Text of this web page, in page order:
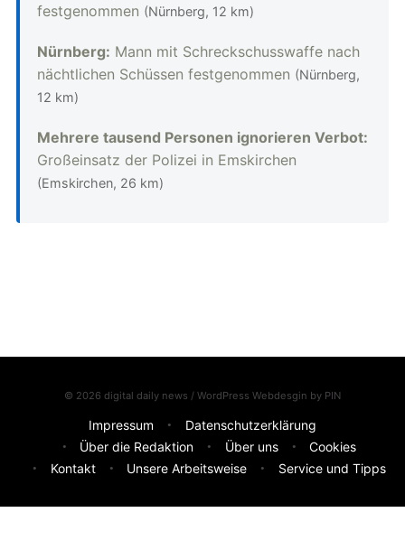
festgenommen (Nürnberg, 12 km)
Nürnberg: Mann mit Schreckschusswaffe nach
nächtlichen Schüssen festgenommen (Nürnberg,
12 km)
Mehrere tausend Personen ignorieren Verbot:
Großeinsatz der Polizei in Emskirchen
(Emskirchen, 26 km)
© 2026 digital daily news / WordPress Webdesgin by PIN
Impressum
Datenschutzerklärung
Über die Redaktion
Über uns
Cookies
Kontakt
Unsere Arbeitsweise Service und Tipps